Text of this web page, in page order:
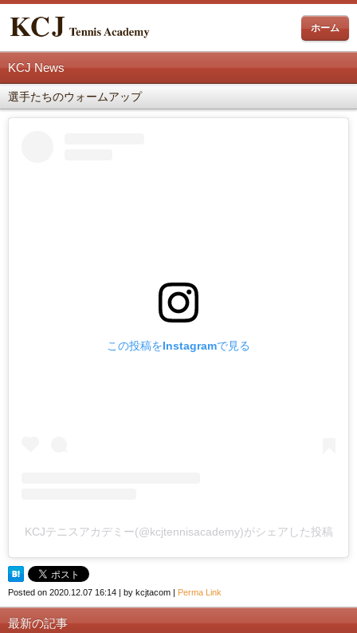
ホーム
KCJ News
選手たちのウォームアップ
この投稿をInstagramで見る
KCJテニスアカデミー(@kcjtennisacademy)がシェアした投稿
Posted on 2020.12.07 16:14 | by kcjtacom | Perma Link
最新の記事